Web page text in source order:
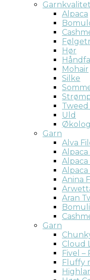
Alpaca
Hør
Mohair
Silke
Uld
Garn
Alva
Alpaca
Alpaca
Alpaca
Anina
Aran
Garn
Cloud
Fivel –
Fluffy